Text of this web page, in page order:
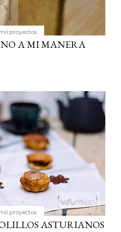
proyectos
A MI MANERA
proyectos
ASTURIANOS